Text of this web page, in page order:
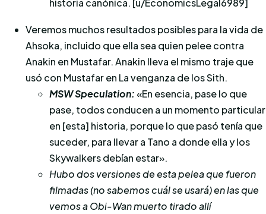
historia canónica. [u/EconomicsLegal6989]
Veremos muchos resultados posibles para la vida de
Ahsoka, incluido que ella sea quien pelee contra
Anakin en Mustafar. Anakin lleva el mismo traje que
usó con Mustafar en La venganza de los Sith.
MSW Speculation:«En esencia, pase lo que
pase, todos conducen a un momento particular
en [esta] historia, porque lo que pasó tenía que
suceder, para llevar a Tano a donde ella y los
Skywalkers debían estar».
Hubo dos versiones de esta pelea que fueron
filmadas (no sabemos cuál se usará) en las que
vemos a Obi-Wan muerto tirado allí